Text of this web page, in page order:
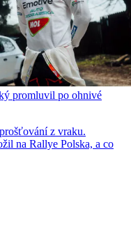
promluvil po ohnivé
z vraku.
na Rallye Polska, a co